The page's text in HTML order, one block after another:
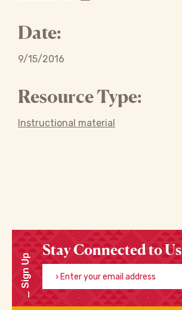
Date:
9/15/2016
Resource Type:
Instructional material
Sign Up
Stay Connected to Us
Enter your email address